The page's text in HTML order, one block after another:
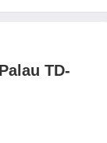
TD-